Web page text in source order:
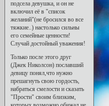
подсела девушка, и он не
включил её в "список
желаний"(не бросился во все
тяжкие..) настолько сильны
его семейные ценности!
Случай достойный уважения!
Только после этого друг
(Джек Николсон) пославший
девицу понял,что нужно
прешагнуть свою гордость,
набраться смелости и сказать
"Прости" своим близким,